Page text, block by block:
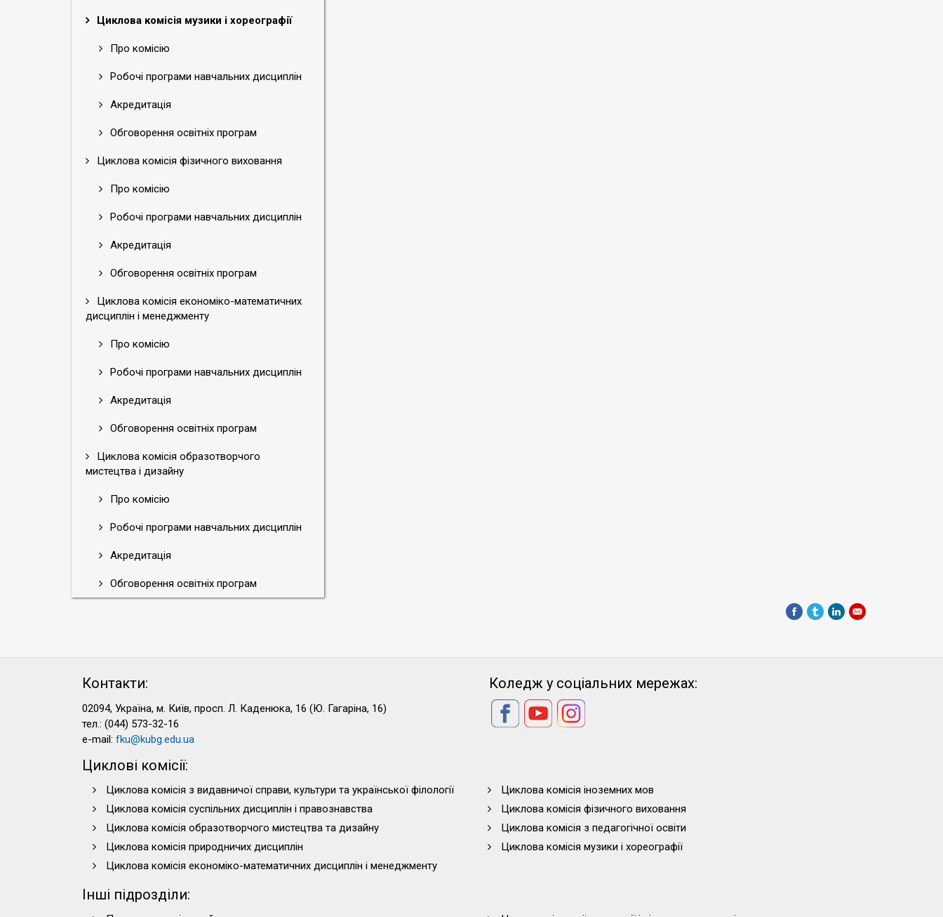
Циклова комісія музики і хореографії
Про комісію
Робочі програми навчальних дисциплін
Акредитація
Обговорення освітніх програм
Циклова комісія фізичного виховання
Про комісію
Робочі програми навчальних дисциплін
Акредитація
Обговорення освітніх програм
Циклова комісія економіко-математичних
дисциплін і менеджменту
Про комісію
Робочі програми навчальних дисциплін
Акредитація
Обговорення освітніх програм
Циклова комісія образотворчого
мистецтва і дизайну
Про комісію
Робочі програми навчальних дисциплін
Акредитація
Обговорення освітніх програм
Контакти:
02094, Україна, м. Київ, просп. Л. Каденюка, 16 (Ю. Гагаріна, 16)
тел.: (044) 573-32-16
e-mail: fku@kubg.edu.ua
Коледж у соціальних мережах:
Циклові комісії:
Циклова комісія з видавничої справи, культури та української філології
Циклова комісія іноземних мов
Циклова комісія суспільних дисциплін і правознавства
Циклова комісія фізичного виховання
Циклова комісія образотворчого мистецтва та дизайну
Циклова комісія з педагогічної освіти
Циклова комісія природничих дисциплін
Циклова комісія музики і хореографії
Циклова комісія економіко-математичних дисциплін і менеджменту
Інші підрозділи: